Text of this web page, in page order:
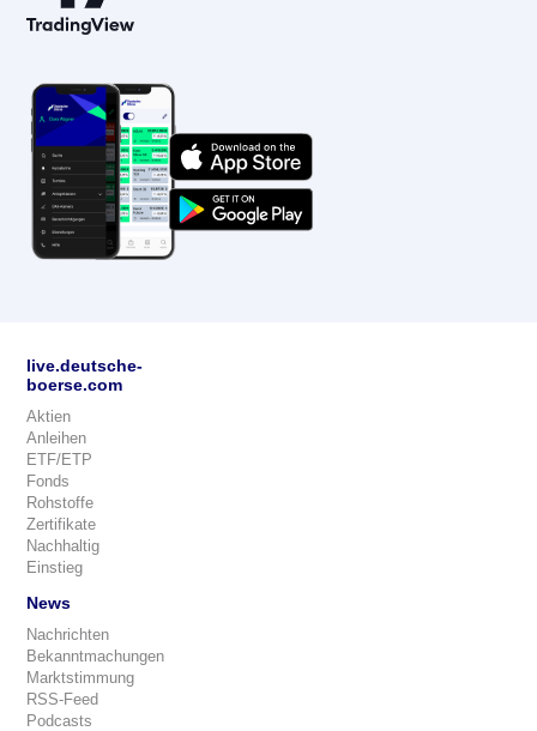
live.deutsche-
boerse.com
Aktien
Anleihen
ETF/ETP
Fonds
Rohstoffe
Zertifikate
Nachhaltig
Einstieg
News
Nachrichten
Bekanntmachungen
Marktstimmung
RSS-Feed
Podcasts